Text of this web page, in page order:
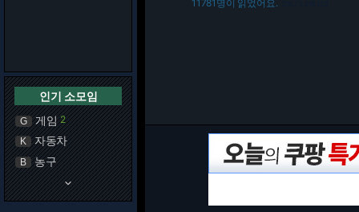
인기 소모임
G 게임 2
K 자동차
B 농구
keyboard_arrow_down
11781명이 읽었어요.